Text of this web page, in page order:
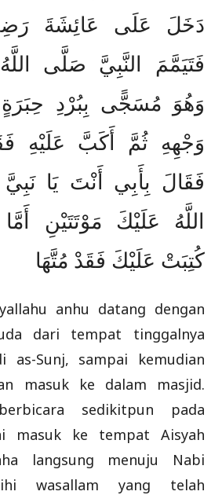
دَخَلَ عَلَى عَائِشَةَ
فَتَيَمَّمَ النَّبِيَّ صَلَّى
وَهُوَ مُسَجًّى بِبُرْدِ
وَجْهِهِ ثُمَّ أَكَبَّ عَلَيْهِ
فَقَالَ بِأَبِي أَنْتَ يَا نَبِيَّ
اللَّهُ عَلَيْكَ مَوْتَتَيْنِ
كُتِبَتْ عَلَيْكَ فَقَدْ مُتَّهَا
anhu datang dengan
dari tempat tinggalnya
as-Sunj, sampai kemudian
masuk ke dalam masjid.
sedikitpun pada
masuk ke tempat Aisyah
langsung menuju Nabi
wasallam yang telah